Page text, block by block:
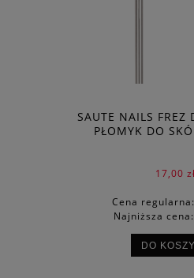
SAUTE NAILS FREZ
PŁOMYK DO
17,00 zł
Cena regularna:
Najniższa
DO